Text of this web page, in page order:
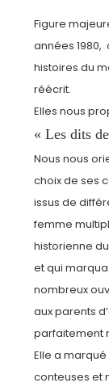
Figure
années
histoires du
réécrit.
Elles nous
«Les dits
Nous nous
choix de ses
issus de
femme
historienne
et qui
nombreux
aux parents
parfaitement
Elle a
conteuses et